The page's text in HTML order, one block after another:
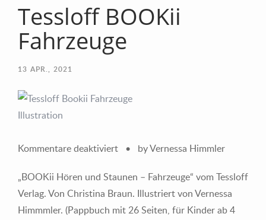
Tessloff BOOKii
Fahrzeuge
13 APR., 2021
Kommentare deaktiviertfür
BOOKii
Fahrzeuge
• by Vernessa Himmler
„BOOKii Hören und Staunen – Fahrzeuge“ vom Tessloff
Verlag. Von Christina Braun. Illustriert von Vernessa
Himmmler. (Pappbuch mit 26 Seiten, für Kinder ab 4